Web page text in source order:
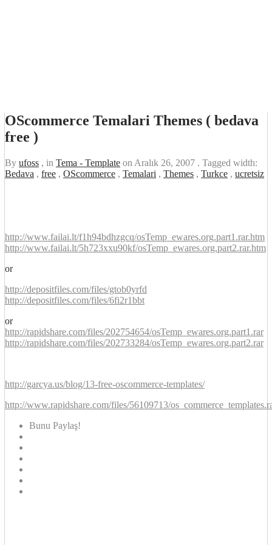
OScommerce Temalari Themes ( bedava
free )
By ufoss , in Tema - Template on Aralık 26, 2007 . Tagged width:
Bedava , free , OScommerce , Temalari , Themes , Turkce , ucretsiz
http://www.failai.lt/f1h94bdhzgcq/osTemp_ewares.org.part1.rar.htm
http://www.failai.lt/5h723xxu90kf/osTemp_ewares.org.part2.rar.htm
or
http://depositfiles.com/files/gtob0yrfd
http://depositfiles.com/files/6fi2r1bbt
or
http://rapidshare.com/files/202754654/osTemp_ewares.org.part1.rar
http://rapidshare.com/files/202733284/osTemp_ewares.org.part2.rar
http://garcya.us/blog/13-free-oscommerce-templates/
http://www.rapidshare.com/files/56109713/
Bunu Paylaş!